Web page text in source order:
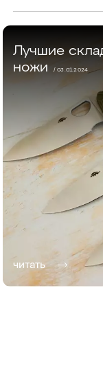
Лучшие
ножи
/ 03.01.2024
читать